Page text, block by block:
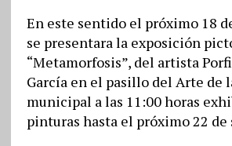
En este sentido el próximo 18
se presentara la exposición
“Metamorfosis”, del artista
García en el pasillo del Arte de
municipal a las 11:00 horas
pinturas hasta el próximo 22 de